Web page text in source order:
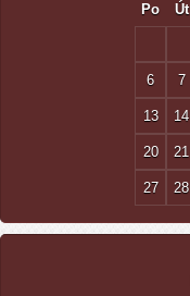
Po Út
6 7
13 14
20 21
27 28